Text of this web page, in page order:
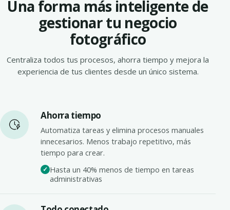
Una forma más inteligente de
gestionar tu negocio
fotográfico
Centraliza todos tus procesos, ahorra tiempo y mejora la
experiencia de tus clientes desde un único sistema.
Ahorra tiempo
Automatiza tareas y elimina procesos manuales
innecesarios. Menos trabajo repetitivo, más
tiempo para crear.
Hasta un 40% menos de tiempo en tareas
administrativas